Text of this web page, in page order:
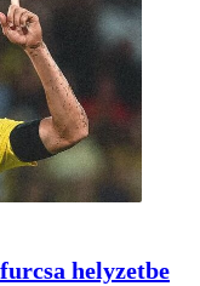
helyzetbe